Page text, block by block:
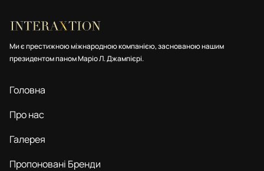
Ми є престижною міжнародною компанією, заснованою нашим
президентом паном Маріо Л. Джампієрі.
Головна
Про нас
Галерея
Пропоновані Бренди